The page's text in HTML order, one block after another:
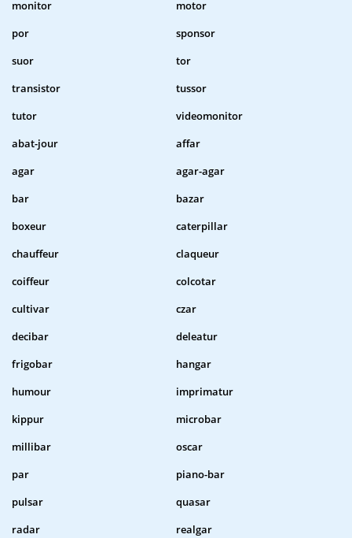
monitor
motor
por
sponsor
suor
tor
transistor
tussor
tutor
videomonitor
abat-jour
affar
agar
agar-agar
bar
bazar
boxeur
caterpillar
chauffeur
claqueur
coiffeur
colcotar
cultivar
czar
decibar
deleatur
frigobar
hangar
humour
imprimatur
kippur
microbar
millibar
oscar
par
piano-bar
pulsar
quasar
radar
realgar